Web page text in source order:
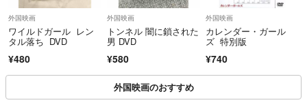
当店の、中古DVD・CDに関しましては、ほぼレンタル落ち中古商品の
出品となっております。
また、商品の付属品（付属特典DVDや小冊子・その他特典）は付いてお
りませんので、ご了承くださいませ。
基本的に、ディスク商品（DVD・CD）に関しましては、クッション封
外国映画
ワイルドガール レン
タル落ち DVD
¥480
外国映画
トンネル 闇に鎖された
男 DVD
¥580
外国映画
カレンダー・ガール
ズ 特別版
¥740
外国映画のおすすめ